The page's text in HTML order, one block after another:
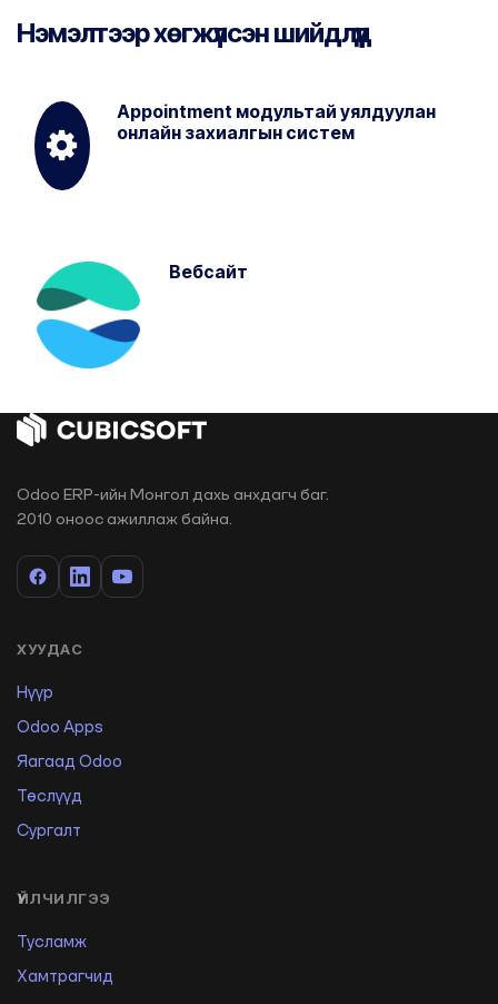
Нэмэлтээр хөгжүүлсэн шийдлүүд
Appointment модультай уялдуулан
онлайн захиалгын систем
Вебсайт
Odoo ERP-ийн Монгол дахь анхдагч баг.
2010 оноос ажиллаж байна.
ХУУДАС
Нүүр
Odoo Apps
Яагаад Odoo
Төслүүд
Сургалт
ҮЙЛЧИЛГЭЭ
Тусламж
Хамтрагчид